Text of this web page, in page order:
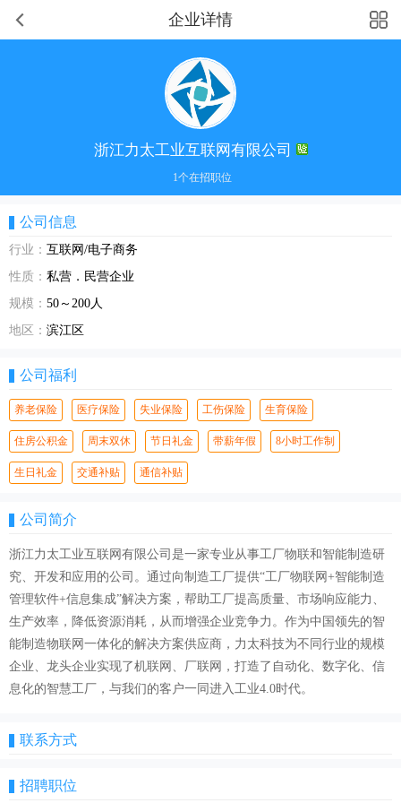
企业详情
浙江力太工业互联网有限公司
1个在招职位
公司信息
行业： 互联网/电子商务
性质： 私营．民营企业
规模： 50～200人
地区： 滨江区
公司福利
养老保险 医疗保险 失业保险 工伤保险 生育保险
住房公积金 周末双休 节日礼金 带薪年假 8小时工作制
生日礼金 交通补贴 通信补贴
公司简介
浙江力太工业互联网有限公司是一家专业从事工厂物联和智能制造研
究、开发和应用的公司。通过向制造工厂提供“工厂物联网+智能制造
管理软件+信息集成”解决方案，帮助工厂提高质量、市场响应能力、
生产效率，降低资源消耗，从而增强企业竞争力。作为中国领先的智
能制造物联网一体化的解决方案供应商，力太科技为不同行业的规模
企业、龙头企业实现了机联网、厂联网，打造了自动化、数字化、信
息化的智慧工厂，与我们的客户一同进入工业4.0时代。
联系方式
招聘职位